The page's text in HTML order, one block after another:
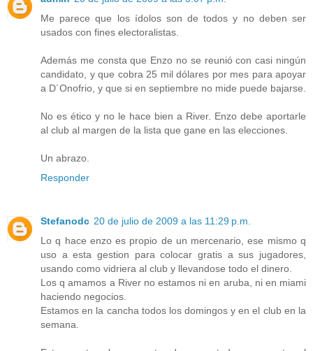
Me parece que los ídolos son de todos y no deben ser
usados con fines electoralistas.
Además me consta que Enzo no se reunió con casi ningún
candidato, y que cobra 25 mil dólares por mes para apoyar
a D´Onofrio, y que si en septiembre no mide puede bajarse.
No es ético y no le hace bien a River. Enzo debe aportarle
al club al margen de la lista que gane en las elecciones.
Un abrazo.
Responder
Stefanodc 20 de julio de 2009 a las 11:29 p.m.
Lo q hace enzo es propio de un mercenario, ese mismo q
uso a esta gestion para colocar gratis a sus jugadores,
usando como vidriera al club y llevandose todo el dinero.
Los q amamos a River no estamos ni en aruba, ni en miami
haciendo negocios.
Estamos en la cancha todos los domingos y en el club en la
semana.